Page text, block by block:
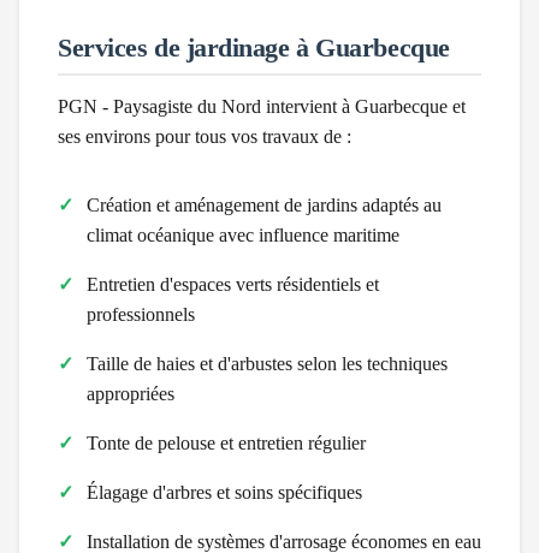
Services de jardinage à Guarbecque
PGN - Paysagiste du Nord intervient à Guarbecque et
ses environs pour tous vos travaux de :
Création et aménagement de jardins adaptés au
climat océanique avec influence maritime
Entretien d'espaces verts résidentiels et
professionnels
Taille de haies et d'arbustes selon les techniques
appropriées
Tonte de pelouse et entretien régulier
Élagage d'arbres et soins spécifiques
Installation de systèmes d'arrosage économes en eau